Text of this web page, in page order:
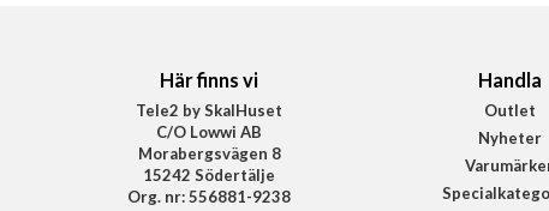
Här finns vi
Tele2 by SkalHuset
C/O Lowwi AB
Morabergsvägen 8
15242 Södertälje
Org. nr: 556881-9238
Handla
Outlet
Nyheter